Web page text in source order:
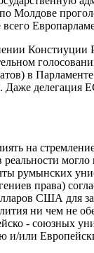
Констиуции
в
на
румынских
права)
США для
ни чем не
- союзных
и/или